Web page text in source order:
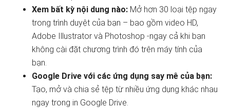
Xem bất kỳ nội dung nào: Mở hơn 30 loại tệp ngay
trong trình duyệt của bạn – bao gồm video HD,
Adobe Illustrator và Photoshop -ngay cả khi bạn
không cài đặt chương trình đó trên máy tính của
bạn.
Google Drive với các ứng dụng say mê của bạn:
Tạo, mở và chia sẻ tệp từ nhiều ứng dụng khác nhau
ngay trong in Google Drive.